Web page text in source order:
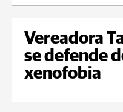
Vereadora
se defende
xenofobia